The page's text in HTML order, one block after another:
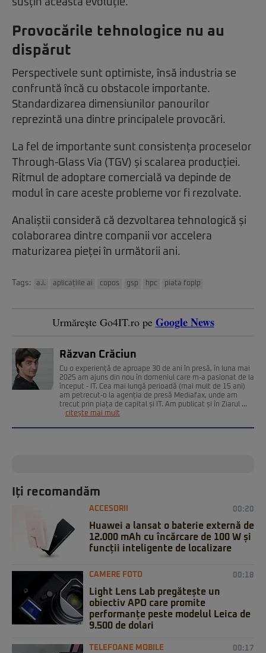
susțin această evoluție.
Provocările tehnologice nu au
dispărut
Perspectivele sunt optimiste, însă industria se
confruntă încă cu obstacole importante.
Standardizarea dimensiunilor panourilor
reprezintă una dintre principalele provocări.
La fel de importante sunt consistența proceselor
Through-Glass Via (TGV) și scalarea producției.
Ritmul de adoptare comercială va depinde de
modul în care aceste probleme vor fi rezolvate.
Analiștii consideră că dezvoltarea tehnologică și
colaborarea dintre companii vor accelera
maturizarea pieței în următorii ani.
Tags: a.i. aplicațiile ai copos gsp hpc piata foplp
Urmărește Go4IT.ro pe Google News
Răzvan Crăciun
Cu o experiență de aproape 30 de ani în presă, în luna mai
2025 am ajuns din nou în domeniul care m-a pasionat de la
început - IT. Cea mai lungă perioadă (mai mult de 15 ani)
am petrecut-o la agenția de presă Mediafax, unde am
trecut prin piața de capital și IT. Am publicat și în Ziarul ...
citește mai mult
Iți recomandăm
ACCESORII 00:20
Huawei a lansat o baterie externă de
12.000 mAh cu încărcare de 100 W și
funcții inteligente de localizare
CAMERE FOTO 00:18
Light Lens Lab pregătește un
obiectiv APO care promite
performanțe peste modelul Leica de
9.500 de dolari
TELEFOANE MOBILE 00:17